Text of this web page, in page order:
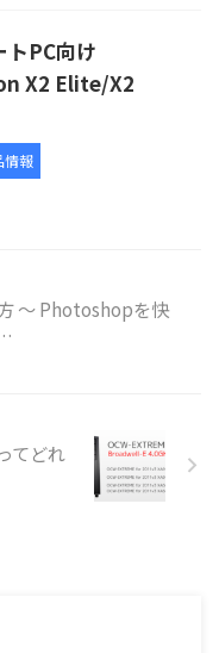
PC向け
X2 Elite/X2
情報
～ Photoshopを快
てどれ